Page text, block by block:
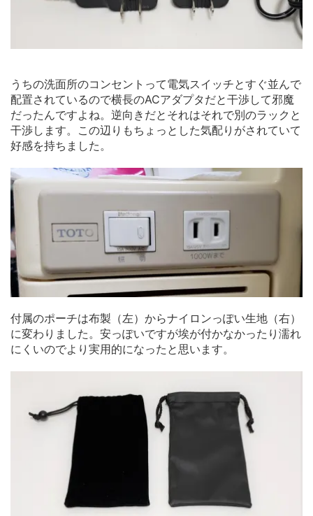
うちの洗面所のコンセントって電気スイッチとすぐ並んで
配置されているので横長のACアダプタだと干渉して邪魔
だったんですよね。逆向きだとそれはそれで別のラックと
干渉します。この辺りもちょっとした気配りがされていて
好感を持ちました。
付属のポーチは布製（左）からナイロンっぽい生地（右）
に変わりました。安っぽいですが埃が付かなかったり濡れ
にくいのでより実用的になったと思います。